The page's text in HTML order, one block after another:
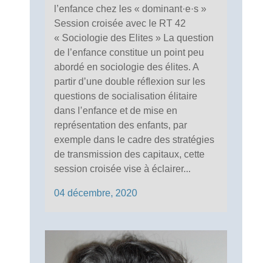
l’enfance chez les « dominant·e·s »
Session croisée avec le RT 42
« Sociologie des Elites » La question
de l’enfance constitue un point peu
abordé en sociologie des élites. A
partir d’une double réflexion sur les
questions de socialisation élitaire
dans l’enfance et de mise en
représentation des enfants, par
exemple dans le cadre des stratégies
de transmission des capitaux, cette
session croisée vise à éclairer...
04 décembre, 2020